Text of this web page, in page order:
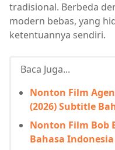
tradisional. Berbeda
modern bebas, yang
ketentuannya sendiri.
Baca Juga...
Nonton Film
(2026) Subtitle
Nonton Film Bob
Bahasa Indonesia